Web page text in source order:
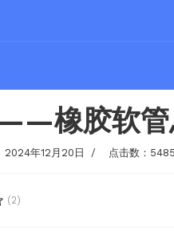
橡胶软管
2024年12月20日 点击数：5485
(2)